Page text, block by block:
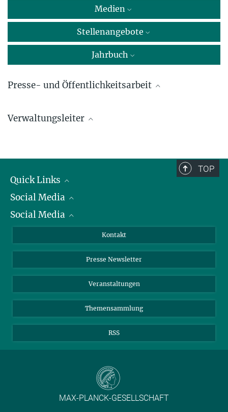
Medien
Stellenangebote
Jahrbuch
Presse- und Öffentlichkeitsarbeit
Dr. Jeanine Müller-Keuker
Verwaltungsleiter
TOP
Quick Links
Präsident
Zahlen und Fakten
Meldestelle Fehlverhalten
Social Media
Bluesky
TikTok
Social Media
Instagram
YouTube
Kontakt
Presse Newsletter
Veranstaltungen
Themensammlung
RSS
MAX-PLANCK-GESELLSCHAFT